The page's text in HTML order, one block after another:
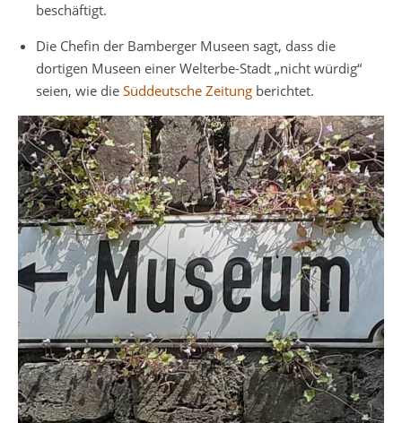
beschäftigt.
Die Chefin der Bamberger Museen sagt, dass die
dortigen Museen einer Welterbe-Stadt „nicht würdig“
seien, wie die Süddeutsche Zeitung berichtet.